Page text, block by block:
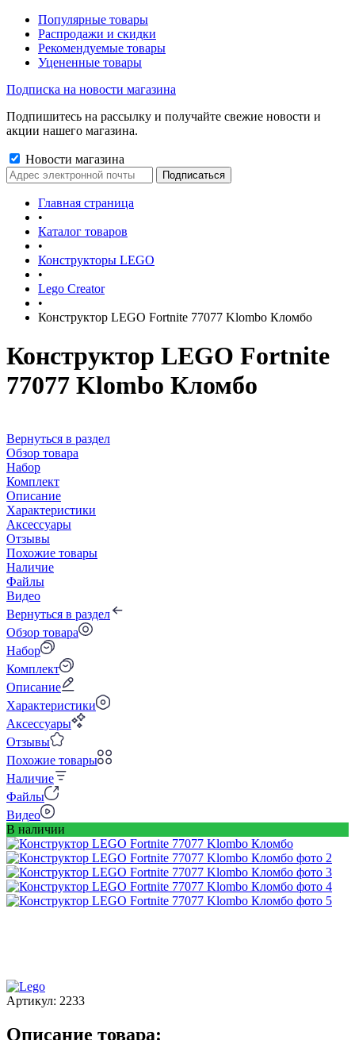
Популярные товары
Распродажи и скидки
Рекомендуемые товары
Уцененные товары
Подписка на новости магазина
Подпишитесь на рассылку и получайте свежие новости и
акции нашего магазина.
Новости магазина
Главная страница
•
Каталог товаров
•
Конструкторы LEGO
•
Lego Creator
•
Конструктор LEGO Fortnite 77077 Klombo Кломбо
Конструктор LEGO Fortnite
77077 Klombo Кломбо
Вернуться в раздел
Обзор товара
Набор
Комплект
Описание
Характеристики
Аксессуары
Отзывы
Похожие товары
Наличие
Файлы
Видео
Вернуться в раздел
Обзор товара
Набор
Комплект
Описание
Характеристики
Аксессуары
Отзывы
Похожие товары
Наличие
Файлы
Видео
В наличии
Артикул: 2233
Описание товара: